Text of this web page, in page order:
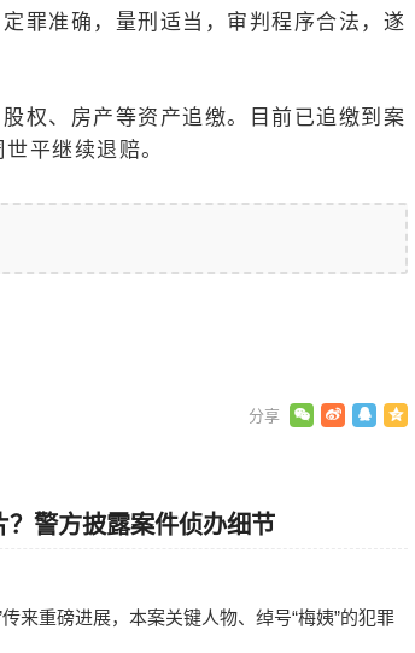
罪准确，量刑适当，审判程序合法，遂
权、房产等资产追缴。目前已追缴到案
平继续退赔。
？警方披露案件侦办细节
来重磅进展，本案关键人物、绰号“梅姨”的犯罪